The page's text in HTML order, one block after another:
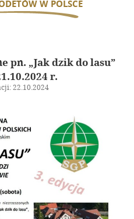
W POLSCE
wydarzeń
techniczne
pn. „Jak dzik do lasu”
r.
22.10.2024